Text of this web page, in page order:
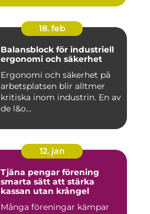
18. feb
Balansblock för industriell
ergonomi och säkerhet
Ergonomi och säkerhet på
arbetsplatsen blir alltmer
kritiska inom industrin. En av
de l&o...
12. jan
Tjäna pengar förening
smarta sätt att stärka
kassan utan krångel
Många föreningar kämpar